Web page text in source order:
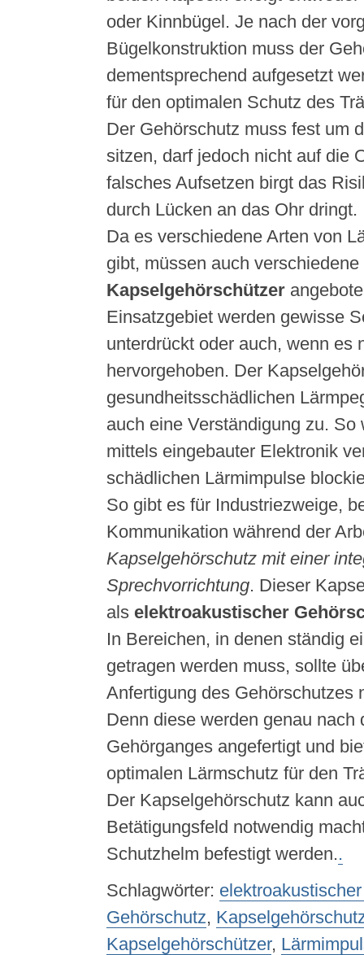
oder Kinnbügel. Je nach der
Bügelkonstruktion muss der
dementsprechend aufgesetzt
für den optimalen Schutz des
Der Gehörschutz muss fest um
sitzen, darf jedoch nicht auf die
falsches Aufsetzen birgt das
durch Lücken an das Ohr dringt.
Da es verschiedene Arten von
gibt, müssen auch verschiedene
Kapselgehörschützer
Einsatzgebiet werden gewisse
unterdrückt oder auch, wenn es
hervorgehoben. Der
gesundheitsschädlichen
auch eine Verständigung zu. So
mittels eingebauter Elektronik
schädlichen Lärmimpulse
So gibt es für Industriezweige,
Kommunikation während der
Kapselgehörschutz mit einer
Sprechvorrichtung. Dieser
als elektroakustischer
In Bereichen, in denen ständig
getragen werden muss, sollte
Anfertigung des Gehörschutzes
Denn diese werden genau nach
Gehörganges angefertigt und
optimalen Lärmschutz für den
Der Kapselgehörschutz kann
Betätigungsfeld notwendig
Schutzhelm befestigt werden..
Schlagwörter:
Gehörschutz,
Kapselgehörschützer,